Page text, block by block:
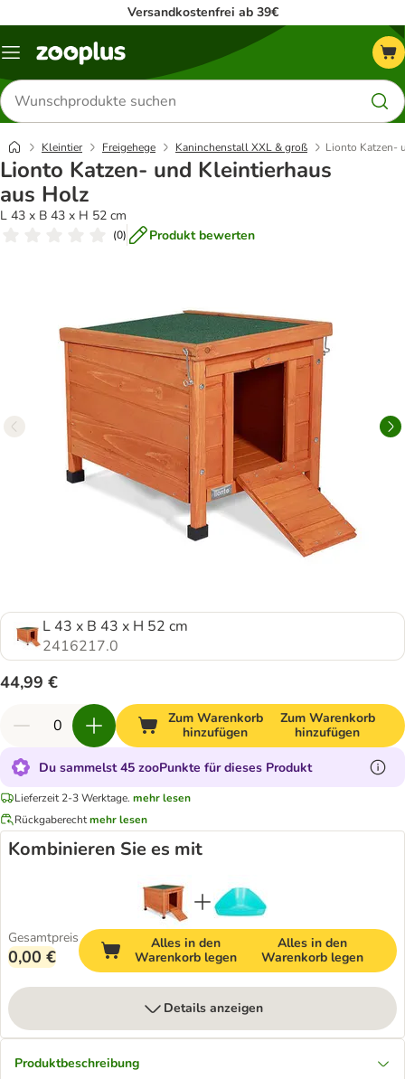
Versandkostenfrei ab 39€
Menü
Produkte
suchen
Kleintier Freigehege Kaninchenstall XXL & groß Lionto Katzen-
Lionto Katzen- und Kleintierhaus
aus Holz
L 43 x B 43 x H 52 cm
(0) Produkt bewerten
L 43 x B 43 x H 52 cm
2416217.0
44,99 €
Zum Warenkorb
hinzufügen
Zum Warenkorb
hinzufügen
Du sammelst 45 zooPunkte für dieses Produkt
Lieferzeit 2-3 Werktage. mehr lesen
Rückgaberechtmehr lesen
Kombinieren Sie es mit
Gesamtpreis
0,00 €
Alles in den
Warenkorb legen
Alles in den
Warenkorb legen
Details anzeigen
Produktbeschreibung